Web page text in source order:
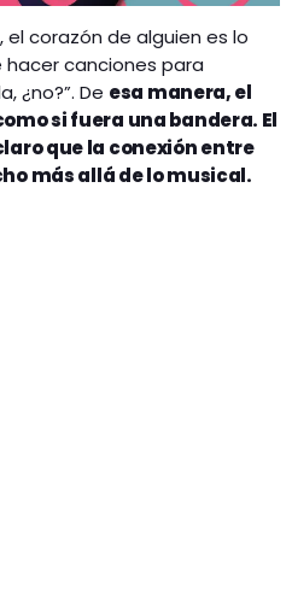
corazón de alguien es lo
canciones para
¿no?”. De esa manera, el
si fuera una bandera. El
que la conexión entre
más allá de lomusical.